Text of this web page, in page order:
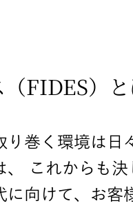
（FIDES）
り巻く環境は日
、 これからも
に向けて、お客